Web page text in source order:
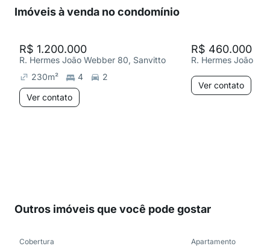
Imóveis à venda no condomínio
R$ 1.200.000
R. Hermes João Webber 80, Sanvitto
230m² 4
2
Ver contato
R$ 460.000
R. Hermes João
Ver contato
Outros imóveis que você pode gostar
Cobertura Apartamento